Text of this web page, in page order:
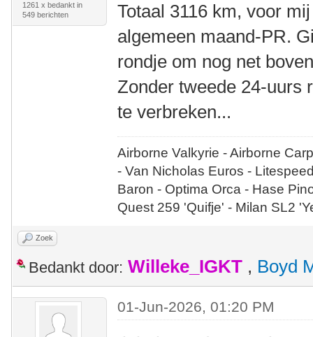
1261 x bedankt in
549 berichten
Totaal 3116 km, voor
algemeen maand-PR.
rondje om nog net
Zonder tweede 24-uurs
te verbreken...
Airborne Valkyrie - Airborne
- Van Nicholas Euros -
Baron - Optima Orca - Hase
Quest 259 'Quifje' - Milan SL2
Zoek
Bedankt door: Willeke_IGKT , Boyd
01-Jun-2026, 01:20 PM